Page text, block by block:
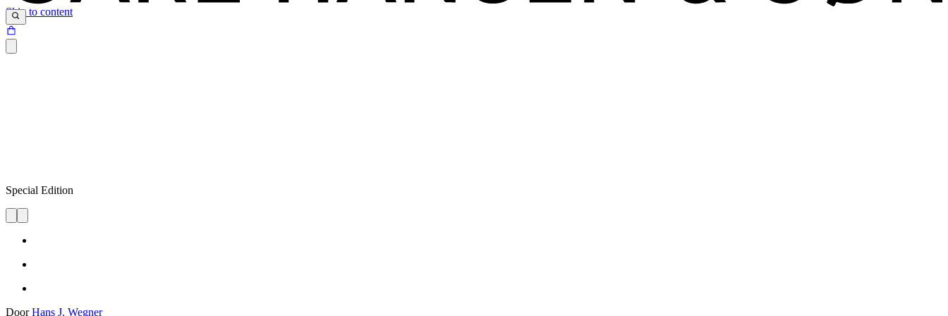
Skip to content
Special Edition
DoorHans J. Wegner